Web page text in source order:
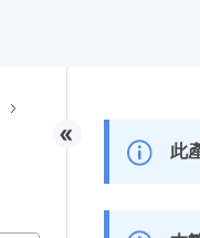
此